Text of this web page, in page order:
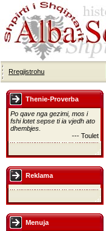
Rregjistrohu
Thenie-Proverba
Po qave nga gezimi, mos i
fshi lotet sepse ti ia vjedh ato
dhembjes.
--- Toulet
Reklama
Menuja